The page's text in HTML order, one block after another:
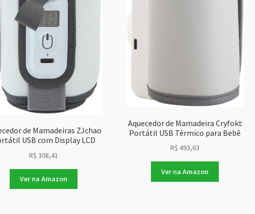
de Mamadeiras ZJchao
USB com Display LCD
R$ 308,41
Ver na Amazon
Aquecedor de Mamadeira Cryfokt
Portátil USB Térmico para Bebê
R$ 493,63
Ver na Amazon